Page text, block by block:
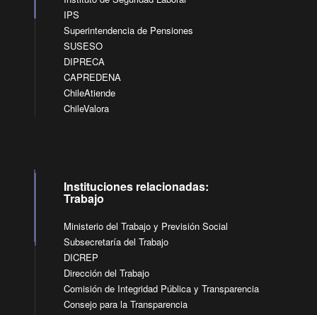
IPS
Superintendencia de Pensiones
SUSESO
DIPRECA
CAPREDENA
ChileAtiende
ChileValora
Instituciones relacionadas:
Trabajo
Ministerio del Trabajo y Previsión Social
Subsecretaría del Trabajo
DICREP
Dirección del Trabajo
Comisión de Integridad Pública y Transparencia
Consejo para la Transparencia